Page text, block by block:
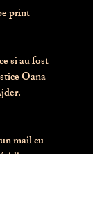
print
si au fost
Oana
mail cu
ridicare.